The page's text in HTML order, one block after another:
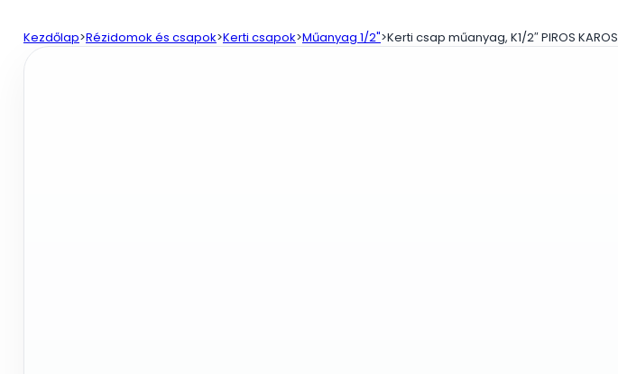
Kezdőlap>Rézidomok és csapok>Kerti csapok>Műanyag 1/2">Kerti csap műanyag, K1/2″ PIROS KAROS